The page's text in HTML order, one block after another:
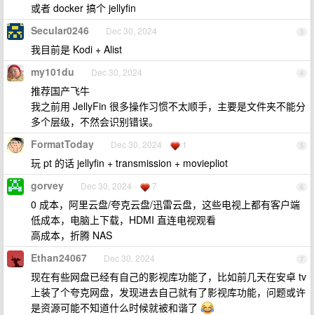
或者 docker 搞个 jellyfin
3
Secular0246 Dec 30, 2024
我目前是 Kodi + Alist
4
my101du Dec 30, 2024
推荐国产飞牛
我之前用 JellyFin 很多操作习惯不太顺手，主要是文件夹不能分
多个层级，不然会识别错误。
5
FormatToday Dec 30, 2024 1
玩 pt 的话 jellyfin + transmission + moviepliot
6
gorvey Dec 30, 2024 7
0 成本，阿里云盘/夸克云盘/迅雷云盘，这些电视上都有客户端
低成本，电脑上下载，HDMI 直连电视观看
高成本，折腾 NAS
7
Ethan24067 Dec 30, 2024
现在有些网盘已经有自己的影视库功能了，比如前几天在安卓 tv
上装了个夸克网盘，发现进去自己就有了影视库功能，问题或许
是资源可能不知道什么时候就被和谐了